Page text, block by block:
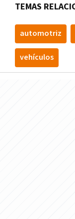
TEMAS
automotriz
vehículos